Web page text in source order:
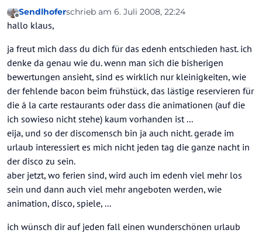
Offline
Sendlhoferschrieb am 6. Juli 2008, 22:24
zuletzt editiert von
hallo klaus,
ja freut mich dass du dich für das edenh entschieden hast. ich
denke da genau wie du. wenn man sich die bisherigen
bewertungen ansieht, sind es wirklich nur kleinigkeiten, wie
der fehlende bacon beim frühstück, das lästige reservieren für
die á la carte restaurants oder dass die animationen (auf die
ich sowieso nicht stehe) kaum vorhanden ist ...
eija, und so der discomensch bin ja auch nicht. gerade im
urlaub interessiert es mich nicht jeden tag die ganze nacht in
der disco zu sein.
aber jetzt, wo ferien sind, wird auch im edenh viel mehr los
sein und dann auch viel mehr angeboten werden, wie
animation, disco, spiele, ...
ich wünsch dir auf jeden fall einen wunderschönen urlaub